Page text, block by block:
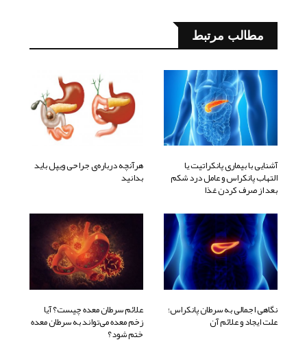
مطالب مرتبط
آشنایی با بیماری پانکراتیت یا
التهاب پانکراس و عامل درد شکم
بعد از صرف کردن غذا
هرآنچه درباره‌ی جراحی ویپل باید
بدانید
نگاهی اجمالی به سرطان پانکراس؛
علت ایجاد و علائم آن
علائم سرطان معده چیست؟ آیا
زخم معده می‌تواند به سرطان معده
ختم شود؟